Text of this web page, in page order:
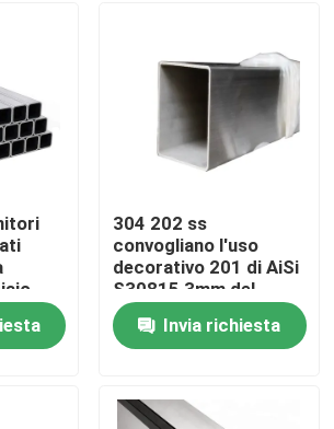
304 202 ss
convogliano l'uso
decorativo 201 di AiSi
S30815 3mm del
quadrato laminati a
freddoInvia richiesta